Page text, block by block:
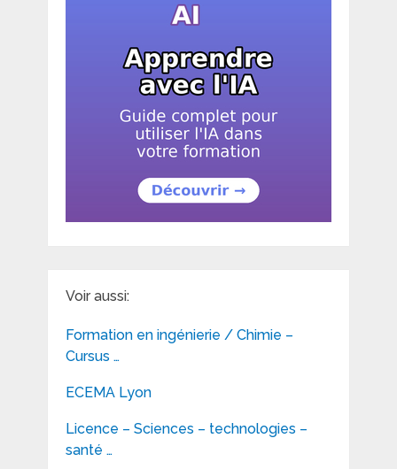
Voir aussi:
Formation en ingénierie / Chimie –
Cursus …
ECEMA Lyon
Licence – Sciences – technologies –
santé …